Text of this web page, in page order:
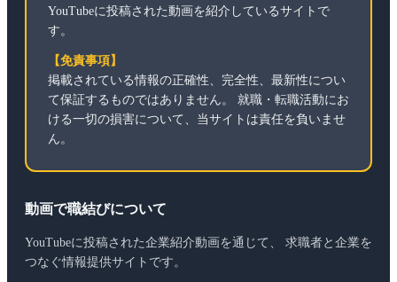
YouTubeに投稿された動画を紹介しているサイトで
す。
【免責事項】
掲載されている情報の正確性、完全性、最新性につい
て保証するものではありません。 就職・転職活動にお
ける一切の損害について、当サイトは責任を負いませ
ん。
動画で職結びについて
YouTubeに投稿された企業紹介動画を通じて、 求職者と企業を
つなぐ情報提供サイトです。